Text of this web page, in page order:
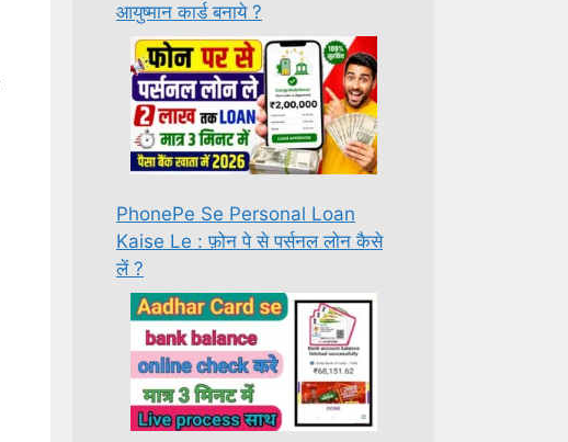
आयुष्मान कार्ड बनाये ?
PhonePe Se Personal Loan
Kaise Le : फ़ोन पे से पर्सनल लोन कैसे
लें ?